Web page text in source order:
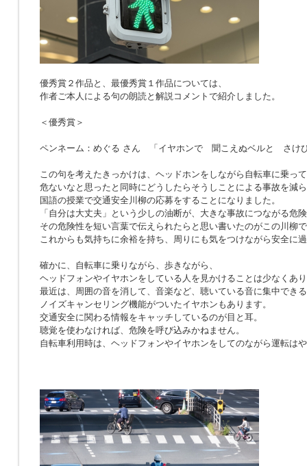
優秀賞２作品と、最優秀賞１作品については、
作者ご本人による句の朗読と解説コメントで紹介しました。
＜優秀賞＞
ペンネーム：めぐる さん 「イヤホンで 聞こえぬベルと さけ
この句を考えたきっかけは、ヘッドホンをしながら自転車に乗っ
危ないなと思ったと同時にどうしたらそうしことによる事故を減
国語の授業で交通安全川柳の応募をすることになりました。
「自分は大丈夫」という少しの油断が、大きな事故につながる危
その危険性を短い言葉で伝えられたらと思い書いたのがこの川柳
これからも気持ちに余裕を持ち、周りにも気をつけながら安全に
確かに、自転車に乗りながら、歩きながら、
ヘッドフォンやイヤホンをしている人を見かけることは少なくあ
最近は、周囲の音を消して、音楽など、聴いている音に集中できる
ノイズキャンセリング機能がついたイヤホンもあります。
交通安全に関わる情報をキャッチしているのが目と耳。
聴覚を使わなければ、危険を呼び込みかねません。
自転車利用時は、ヘッドフォンやイヤホンをしてのながら運転は